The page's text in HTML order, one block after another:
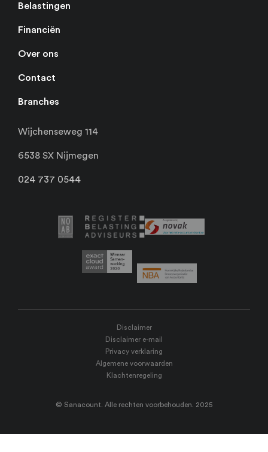
Belastingen
Financiën
Over ons
Contact
Branches
Wijchenseweg 114
6538 SX Nijmegen
024 737 0544
Disclaimer
Disclaimer e-mail
Privacy verklaring
Algemene voorwaarden
Klachtenregeling
© Sanacount. Alle rechten voorbehouden. 2025